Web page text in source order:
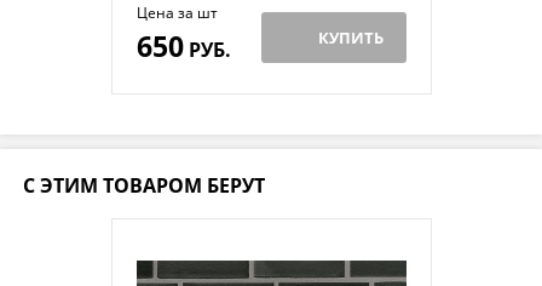
Цена за шт
650РУБ. КУПИТЬ
С ЭТИМ ТОВАРОМ БЕРУТ